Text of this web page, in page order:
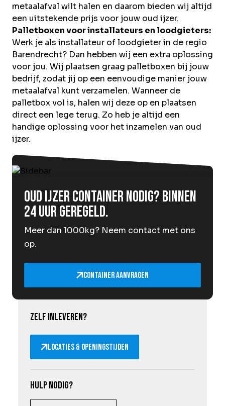
metaalafval wilt halen en daarom bieden wij altijd
een uitstekende prijs voor jouw oud ijzer.
Palletboxen voor installateurs en loodgieters:
Werk je als installateur of loodgieter in de regio
Barendrecht? Dan hebben wij een extra oplossing
voor jou. Wij plaatsen graag palletboxen bij jouw
bedrijf, zodat jij op een eenvoudige manier jouw
metaalafval kunt verzamelen. Wanneer de
palletbox vol is, halen wij deze op en plaatsen
direct een lege terug. Zo heb je altijd een
handige oplossing voor het inzamelen van oud
ijzer.
Oud ijzer container nodig? Binnen
24 uur geregeld.
Meer dan 1000kg? Neem contact met ons
op.
Container aanvragen
Zelf inleveren?
Locaties & openingstijden
Hulp nodig?